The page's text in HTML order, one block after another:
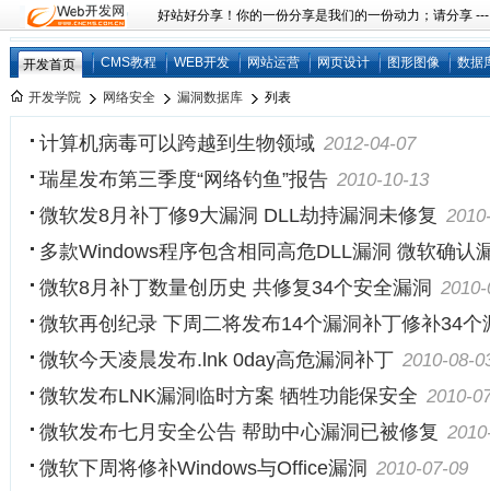
好站好分享！你的一份分享是我们的一份动力；请分享
开发首页 CMS教程 WEB开发 网站运营 网页设计 图形图像 数据
开发学院 网络安全 漏洞数据库 列表
计算机病毒可以跨越到生物领域 2012-04-07
瑞星发布第三季度“网络钓鱼”报告 2010-10-13
微软发8月补丁修9大漏洞 DLL劫持漏洞未修复
多款Windows程序包含相同高危DLL漏洞 微软确认
微软8月补丁数量创历史 共修复34个安全漏洞
微软再创纪录 下周二将发布14个漏洞补丁修补34个
微软今天凌晨发布.lnk 0day高危漏洞补丁 2010-08-
微软发布LNK漏洞临时方案 牺牲功能保安全 2010-
微软发布七月安全公告 帮助中心漏洞已被修复
微软下周将修补Windows与Office漏洞 2010-07-09